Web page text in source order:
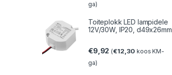
ga)
Toiteplokk LED lampidele
12V/30W, IP20, d49x26mm
€9,92 (€12,30 koos KM-
ga)